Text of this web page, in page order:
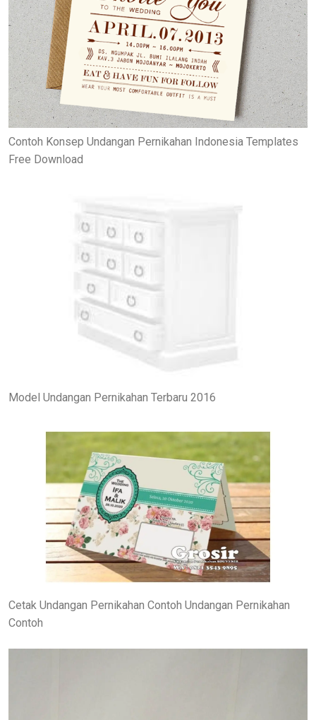
Contoh Konsep Undangan Pernikahan Indonesia Templates
Free Download
Model Undangan Pernikahan Terbaru 2016
Cetak Undangan Pernikahan Contoh Undangan Pernikahan
Contoh